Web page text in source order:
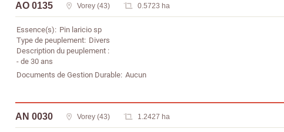
AO 0135 Vorey (43) 0.5723 ha
Essence(s) Pin laricio sp
Type de peuplement Divers
Description du peuplement
- de 30 ans
Documents de Gestion Durable Aucun
AN 0030 Vorey (43) 1.2427 ha